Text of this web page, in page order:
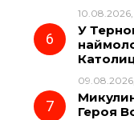
10.08.2026,
У
Героя